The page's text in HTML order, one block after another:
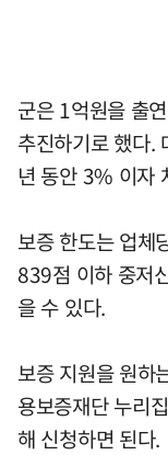
군은 1억원을 출
추진하기로 했다.
년 동안 3% 이자
보증 한도는 업체
839점 이하 중저
을 수 있다.
보증 지원을 원하
용보증재단 누리
해 신청하면 된다.